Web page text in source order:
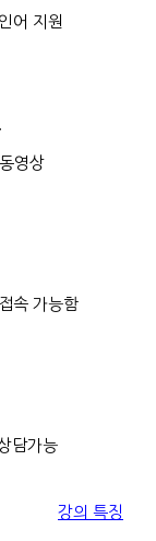
어 지원
영상
속 가능함
담가능
강의 특징